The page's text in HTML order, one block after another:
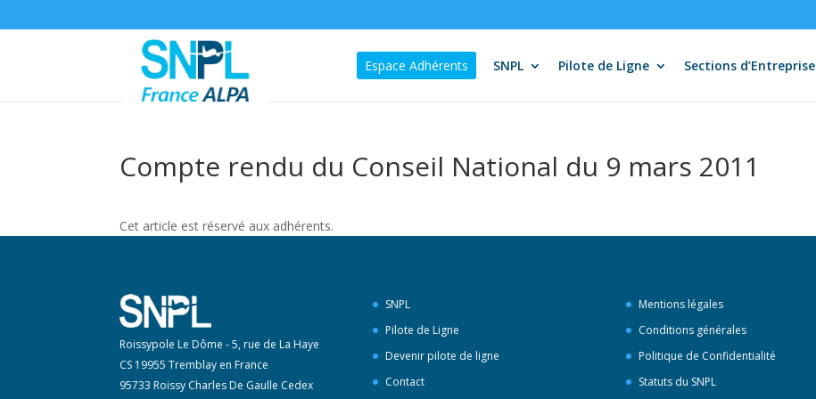
Espace Adhérents SNPL Pilote de Ligne Sections d’Entreprise
Compte rendu du Conseil National du 9 mars 2011
Cet article est réservé aux adhérents.
Roissypole Le Dôme - 5, rue de La Haye
CS 19955 Tremblay en France
95733 Roissy Charles De Gaulle Cedex
SNPL
Pilote de Ligne
Devenir pilote de ligne
Contact
Mentions légales
Conditions générales
Politique de Confidentialité
Statuts du SNPL